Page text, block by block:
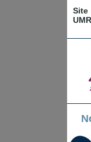
Site